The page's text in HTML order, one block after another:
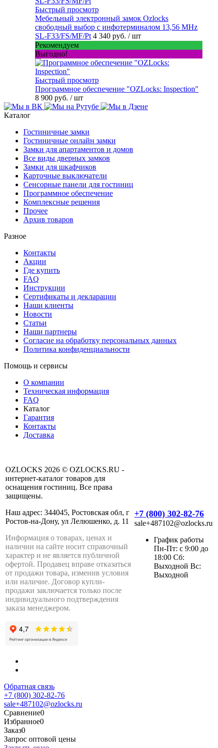
Быстрый просмотр
Мебельный электронный замок Ozlocks
свободный выбор с инфотерминалом 13,56 MHz
SL-F33/FS/MF/Pt 4 340 руб. / шт
Рекомендуем
Выгодно!
Быстрый просмотр
Программное обеспечение "OZLocks: Inspection"
8 900 руб. / шт
Каталог
Гостиничные замки
Гостиничные онлайн замки
Замки для апартаментов и домов
Все виды дверных замков
Замки для шкафчиков
Карточные выключатели
Сенсорные панели для гостиниц
Программное обеспечение
Комплексные решения
Прочее
Архив товаров
Разное
Контакты
Акции
Где купить
FAQ
Инструкции
Сертификаты и декларации
Наши клиенты
Новости
Статьи
Наши партнеры
Согласие на обработку персональных данных
Политика конфиденциальности
Помощь и сервисы
О компании
Техническая информация
FAQ
Каталог
Гарантия
Контакты
Доставка
OZLOCKS 2026 © OZLOCKS.RU -
интернет-каталог товаров для
оснащения гостиниц. Все права
защищены.
Наш адрес: 344045, Ростовская обл, г
Ростов-на-Дону, ул Лелюшенко, д. 11
Информация о товарах, ценах и
наличии на сайте носит справочный
характер и не является публичной
офертой. Продавец вправе отказаться
от продажи товара, изменив условия
или наличие. Договор купли-
продажи заключается только после
индивидуального подтверждения
заказа менеджером.
+7 (800) 302-82-76
sale+487102@ozlocks.ru
График работы
Пн-Пт: с 9:00 до
18:00 Сб:
Выходной Вс:
Выходной
Обратная связь
+7 (800) 302-82-76
sale+487102@ozlocks.ru
Сравнение0
Избранное0
Заказ0
Запрос оптовой цены